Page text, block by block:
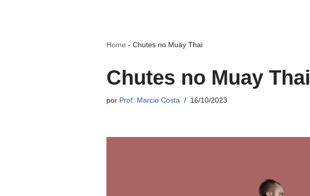
Home - Chutes no Muay Thai
Chutes no Muay Thai
por Prof. Marcio Costa 16/10/2023